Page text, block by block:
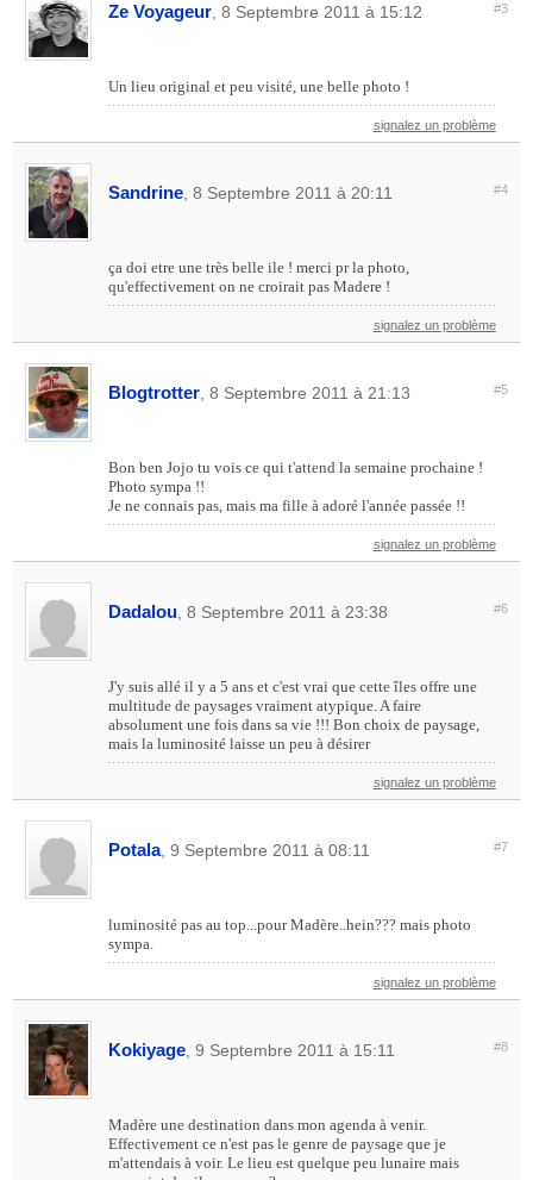
Ze Voyageur , 8 Septembre 2011 à 15:12 #3
Un lieu original et peu visité, une belle photo !
signalez un problème
Sandrine , 8 Septembre 2011 à 20:11 #4
ça doi etre une très belle ile ! merci pr la photo,
qu'effectivement on ne croirait pas Madere !
signalez un problème
Blogtrotter , 8 Septembre 2011 à 21:13 #5
Bon ben Jojo tu vois ce qui t'attend la semaine prochaine !
Photo sympa !!
Je ne connais pas, mais ma fille à adoré l'année passée !!
signalez un problème
Dadalou , 8 Septembre 2011 à 23:38 #6
J'y suis allé il y a 5 ans et c'est vrai que cette îles offre une
multitude de paysages vraiment atypique. A faire
absolument une fois dans sa vie !!! Bon choix de paysage,
mais la luminosité laisse un peu à désirer
signalez un problème
Potala, 9 Septembre 2011 à 08:11 #7
luminosité pas au top...pour Madère..hein??? mais photo
sympa.
signalez un problème
Kokiyage , 9 Septembre 2011 à 15:11 #8
Madère une destination dans mon agenda à venir.
Effectivement ce n'est pas le genre de paysage que je
m'attendais à voir. Le lieu est quelque peu lunaire mais